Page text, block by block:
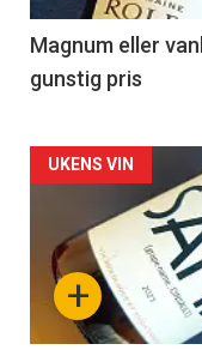
3
Magnum eller
gunstig pris
Forsiden
akkurat
nå+
UKENS VIN